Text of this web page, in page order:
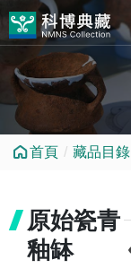
跳到中央內容區塊
首頁 藏品目錄
原始瓷青
釉缽